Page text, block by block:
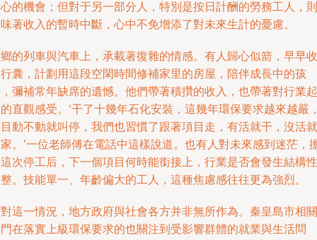
的機會；但對于另一部分人，特別是按日計酬的勞務工人，則
著收入的暫時中斷，心中不免增添了對未來生計的憂慮。
的列車與汽車上，承載著復雜的情感。有人歸心似箭，早早收
囊，計劃用這段空閑時間修補家里的房屋，陪伴成長中的孩
彌補常年缺席的遺憾。他們帶著積攢的收入，也帶著對行業起
直觀感受。‘干了十幾年石化安裝，這幾年環保要求越來越嚴
動不動就叫停，我們也習慣了跟著項目走，有活就干，沒活就
。’一位老師傅在電話中這樣說道。也有人對未來感到迷茫，
次停工后，下一個項目何時能銜接上，行業是否會發生結構性
。技能單一、年齡偏大的工人，這種焦慮感往往更為強烈。
這一情況，地方政府與社會各方并非無所作為。秦皇島市相關
在落實上級環保要求的也關注到受影響群體的就業與生活問